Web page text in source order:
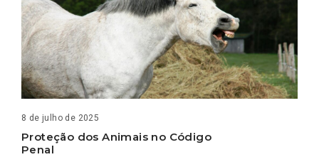
8 de julho de 2025
Proteção dos Animais no Código
Penal